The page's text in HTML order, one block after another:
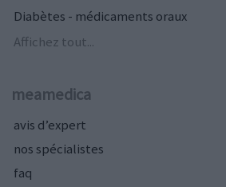
Diabètes - médicaments oraux
Affichez tout...
meamedica
avis d’expert
nos spécialistes
faq